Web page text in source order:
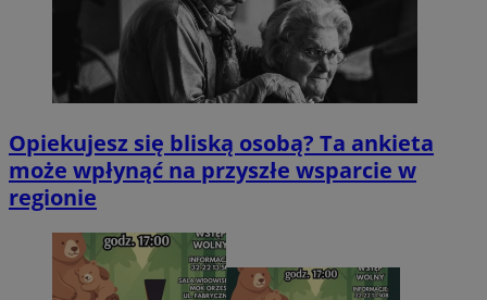
Opiekujesz się bliską osobą? Ta ankieta
może wpłynąć na przyszłe wsparcie w
regionie